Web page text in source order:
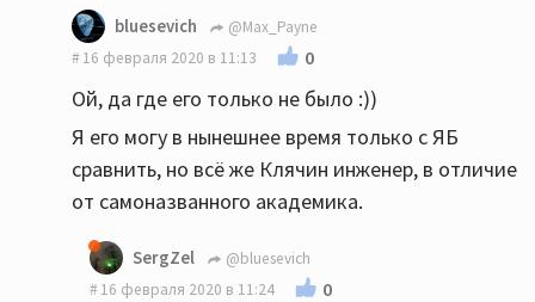
bluesevich
@Max_Payne
16 февраля 2020 в 11:13
0
Ой, да где его только не было :))
Я его могу в нынешнее время только с ЯБ
сравнить, но всё же Клячин инженер, в отличие
от самоназванного академика.
SergZel
@bluesevich
16 февраля 2020 в 11:24
0